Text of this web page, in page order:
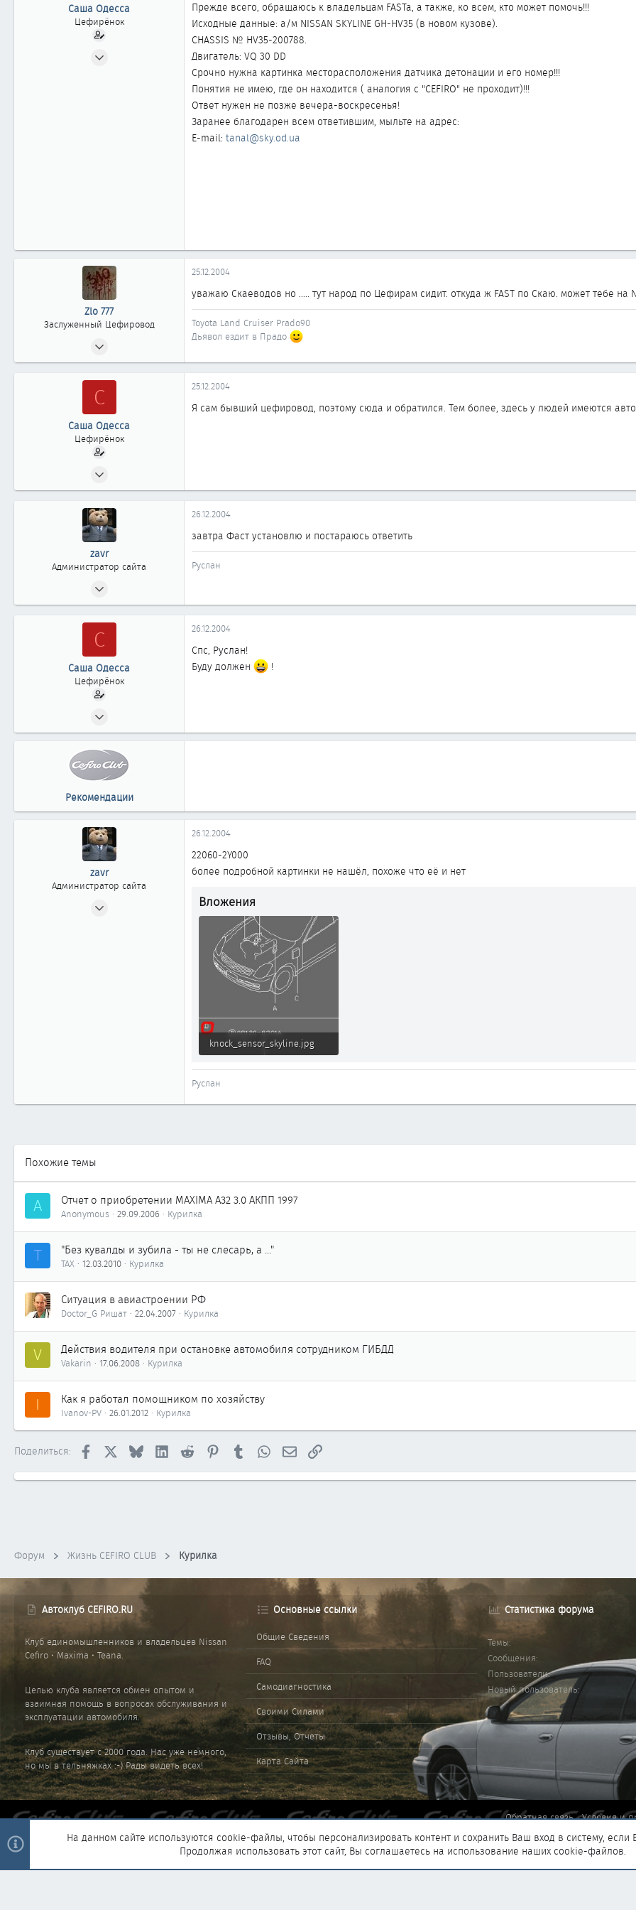
а
Саша Одесса
Цефирёнок
Прежде всего, обращаюсь к владельцам FASTa, а также, ко всем, кто может помочь!!!
Исходные данные: а/м NISSAN SKYLINE GH-HV35 (в новом кузове).
CHASSIS № HV35-200788.
Двигатель: VQ 30 DD
Срочно нужна картинка месторасположения датчика детонации и его номер!!!
Понятия не имею, где он находится ( аналогия с "CEFIRO" не проходит)!!!
Ответ нужен не позже вечера-воскресенья!
Заранее благодарен всем ответившим, мыльте на адрес:
E-mail: tanal@sky.od.ua
Zlo 777
Заслуженный Цефировод
2 211
25.12.2004
уважаю Скаеводов но ..... тут народ по Цефирам сидит. откуда ж FAST по Скаю. может тебе на
Toyota Land Cruiser Prado90
Дьявол ездит в Прадо
С
Саша Одесса
Цефирёнок
30
25.12.2004
Я сам бывший цефировод, поэтому сюда и обратился. Тем более, здесь у людей имеются
zavr
Администратор сайта
2 404
www.cefiro.ru
26.12.2004
завтра Фаст установлю и постараюсь ответить
Руслан
С
Саша Одесса
Цефирёнок
30
26.12.2004
Спс, Руслан!
Буду должен
!
Рекомендации
zavr
Администратор сайта
26.12.2004
22060-2Y000
более подробной картинки не нашёл, похоже что её и нет
Вложения
knock_sensor_skyline.jpg
Руслан
Похожие темы
A Отчет о приобретении MAXIMA A32 3.0 АКПП 1997
Anonymous 29.09.2006 Курилка
Т "Без кувалды и зубила - ты не слесарь, а ..."
ТАХ 12.03.2010 Курилка
Ситуация в авиастроении РФ
Doctor_G Ришат 22.04.2007 Курилка
V Действия водителя при остановке автомобиля сотрудником ГИБДД
Vakarin 17.06.2008 Курилка
I Как я работал помощником по хозяйству
Ivanov-PV 26.01.2012 Курилка
Поделиться: Facebook Bluesky LinkedInReddit PinterestTumblrWhatsAppЭлектронная почта
Ссылка
Форум Жизнь CEFIRO CLUB Курилка
Автоклуб CEFIRO.RU
Клуб единомышленников и владельцев Nissan
Cefiro • Maxima • Teana.
Целью клуба является обмен опытом и
взаимная помощь в вопросах обслуживания и
эксплуатации автомобиля.
Клуб существует с 2000 года. Нас уже немного,
но мы в тельняжках :-) Рады видеть всех!
Основные ссылки
Общие Сведения
FAQ
Самодиагностика
Своими Силами
Отзывы, Отчеты
Карта Сайта
Статистика форума
Темы
Сообщения
Пользователи
Новый пользователь
Обратная связь Условия и
Community platform by XenForo © 2010-2025 XenForo Ltd. |Style and add-ons by ThemeHouse Перевод от Jumuro®
На данном сайте используются cookie-файлы, чтобы персонализировать контент и сохранить Ваш вход в систему, если
Продолжая использовать этот сайт, Вы соглашаетесь на использование наших cookie-файлов.